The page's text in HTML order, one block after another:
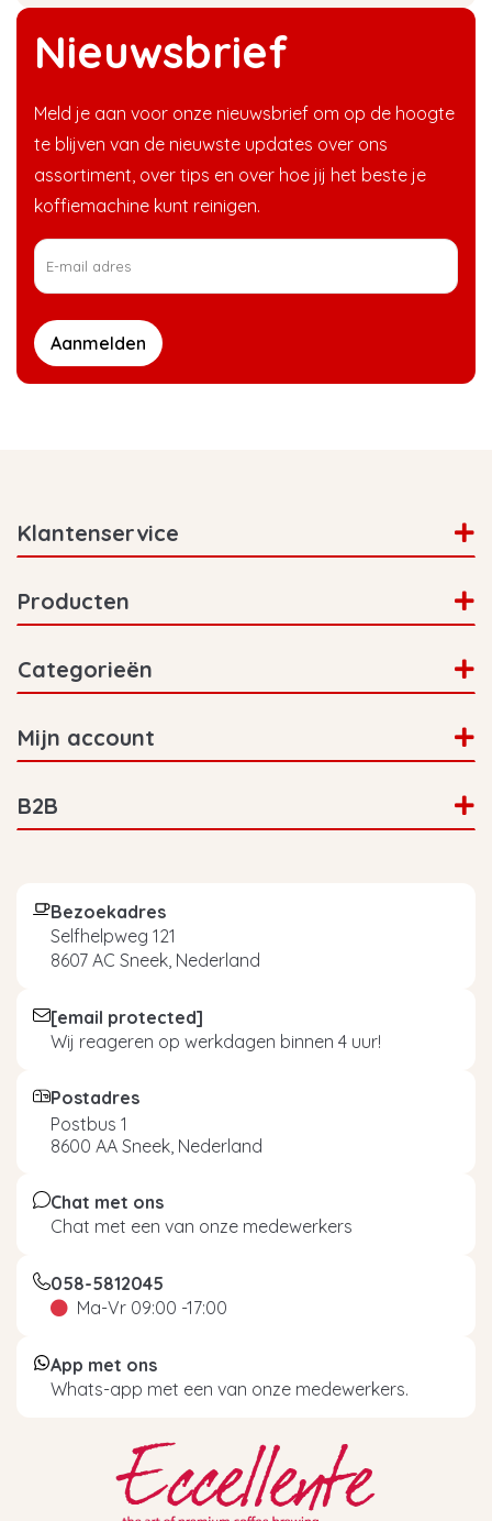
Nieuwsbrief
Meld je aan voor onze nieuwsbrief om op de hoogte
te blijven van de nieuwste updates over ons
assortiment, over tips en over hoe jij het beste je
koffiemachine kunt reinigen.
Aanmelden
Klantenservice
Producten
Categorieën
Mijn account
B2B
Bezoekadres
Selfhelpweg 121
8607 AC Sneek, Nederland
[email protected]
Wij reageren op werkdagen binnen 4 uur!
Postadres
Postbus 1
8600 AA Sneek, Nederland
Chat met ons
Chat met een van onze medewerkers
058-5812045
Ma-Vr 09:00 -17:00
App met ons
Whats-app met een van onze medewerkers.